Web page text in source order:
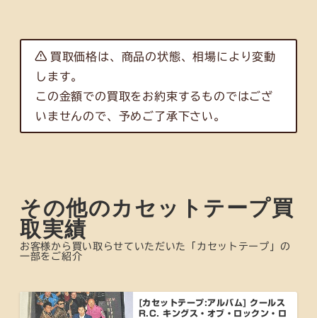
買取価格は、商品の状態、相場により変動
します。
この金額での買取をお約束するものではござ
いませんので、予めご了承下さい。
その他のカセットテープ買
取実績
お客様から買い取らせていただいた「カセットテープ」の
一部をご紹介
[カセットテープ:アルバム] クールス
R.C. キングス・オブ・ロックン・ロ